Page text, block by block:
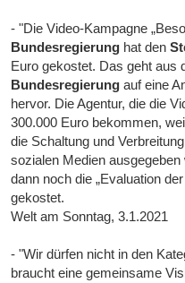
- "Die Video-Kampagne
Bundesregierung hat den
Euro gekostet. Das geht aus
Bundesregierung auf eine
hervor. Die Agentur, die die
300.000 Euro bekommen,
die Schaltung und
sozialen Medien
dann noch die „Evaluation
gekostet.
Welt am Sonntag, 3.1.2021
- "Wir dürfen nicht in den
braucht eine gemeinsame